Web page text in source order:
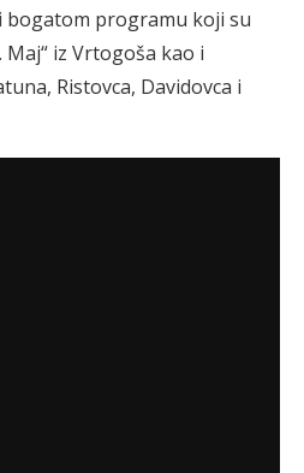
programu koji su
Maj“ iz Vrtogoša kao i
Ristovca, Davidovca i